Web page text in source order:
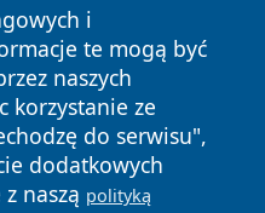
i
te mogą być
naszych
korzystanie ze
do serwisu",
dodatkowych
naszą polityką
Polityka
Cookies